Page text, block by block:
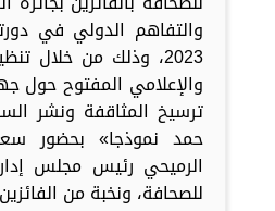
والتفاهم الدولي في
2023، وذلك من خلال
والإعلامي المفتوح حول
ترسيخ المثاقفة ونشر
حمد نموذجا» بحضور
الرميحي رئيس مجلس
للصحافة، ونخبة من